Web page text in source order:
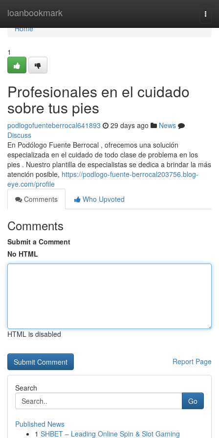
loanbookmark
Home
Home
1
Profesionales en el cuidado
sobre tus pies
podlogofuenteberrocal641893 29 days ago
News
Discuss
En Podólogo Fuente Berrocal , ofrecemos una solución
especializada en el cuidado de todo clase de problema en los
pies . Nuestro plantilla de especialistas se dedica a brindar la más
atención posible, https://podlogo-fuente-berrocal203756.blog-
eye.com/profile
Comments
Who Upvoted
Comments
Submit a Comment
No HTML
HTML is disabled
Report Page
Search
Go
Published News
1 SHBET – Leading Online Spin & Slot Gaming